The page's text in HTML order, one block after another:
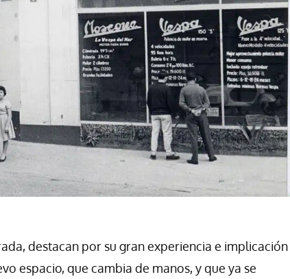
destacan por su gran experiencia e implicación
espacio, que cambia de manos, y que ya se